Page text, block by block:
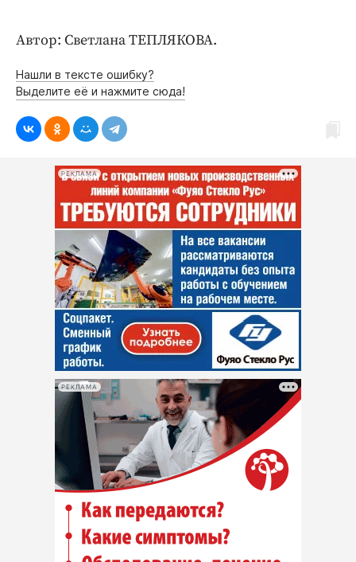
Автор: Светлана ТЕПЛЯКОВА.
Нашли в тексте ошибку?
Выделите её и нажмите сюда!
РЕКЛАМА
РЕКЛАМА